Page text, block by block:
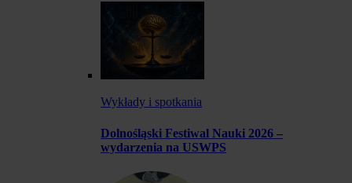
Wykłady i spotkania
Dolnośląski Festiwal Nauki 2026 –
wydarzenia na USWPS